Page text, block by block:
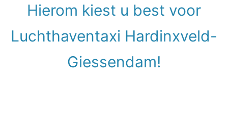
Hierom kiest u best voor
Luchthaventaxi Hardinxveld-
Giessendam!